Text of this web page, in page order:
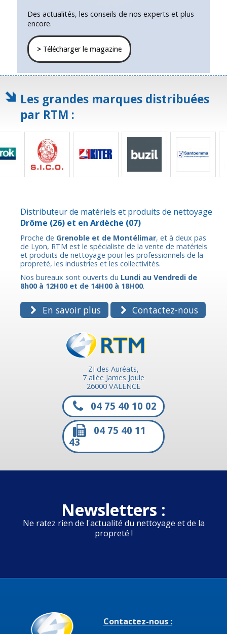
Des actualités, les conseils de nos experts et plus
encore.
>Télécharger le magazine
Les grandes marques distribuées
par RTM :
Distributeur de matériels et produits de nettoyage
Drôme (26) et en Ardèche (07)
Proche de Grenoble et de Montélimar, et à deux pas
de Lyon, RTM est le spécialiste de la vente de matériels
et produits de nettoyage pour les professionnels de la
propreté, les industries et les collectivités.
Nos bureaux sont ouverts du Lundi au Vendredi de
8h00 à 12H00 et de 14H00 à 18H00.
En savoir plus Contactez-nous
ZI des Auréats,
7 allée James Joule
26000 VALENCE
04 75 40 10 02
04 75 40 11
43
Newsletters :
Ne ratez rien de l'actualité du nettoyage et de la
propreté !
Contactez-nous :